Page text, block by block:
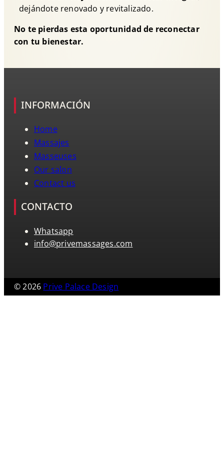
dejándote renovado y revitalizado.
No te pierdas esta oportunidad de reconectar
con tu bienestar.
INFORMACIÓN
Home
Massajes
Masseuses
Our salon
Contact us
CONTACTO
Whatsapp
info@privemassages.com
© 2026 Prive Palace Design